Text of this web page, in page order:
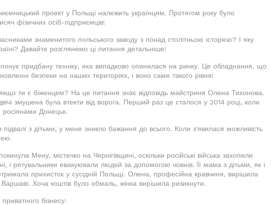
проект у Польщі належить українцям. Протягом року було
фізичних осіб-підприємців!
знаменитого польського заводу з понад столітньою історією? І яку
Давайте розглянемо ці питання детальніше!
придбану техніку, яка випадково опинилася на ринку. Це обладнання, що
безпеки на наших територіях, і воно саме такого рівня!
ти є біженцем? На це питання знає відповідь майстриня Олена Тихонова.
змушена була втекти від ворога. Перший раз це сталося у 2014 році, коли
Донецьк.
з дітьми, у мене зникло бажання до всього. Коли з'явилася можливість
Мену, містечко на Чернігівщині, оскільки російські війська захопили
і рятувальники евакуювали людей за допомогою човнів. Її мама з дітьми, як і
прихисток у сусідній Польщі. Олена, професійна кравчиня, вирішила
Хоча коштів було обмаль, жінка вирішила ризикнути.
бізнесу: